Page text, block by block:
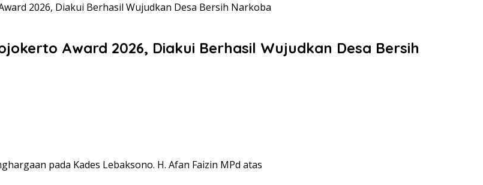
2026, Diakui Berhasil Wujudkan Desa Bersih Narkoba
Award 2026, Diakui Berhasil Wujudkan Desa Bersih
pada Kades Lebaksono. H. Afan Faizin MPd atas